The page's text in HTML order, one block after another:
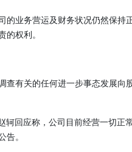
的业务营运及财务状况仍然保
的权利。
查有关的任何进一步事态发展向
轲回应称，公司目前经营一切
告。